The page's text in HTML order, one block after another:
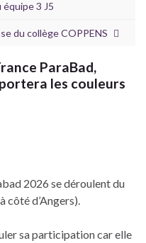
3 J5
du collège COPPENS
ParaBad,
les couleurs
2026 se déroulent du
côté d’Angers).
sa participation car elle